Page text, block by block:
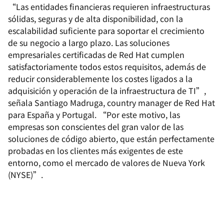
“Las entidades financieras requieren infraestructuras
sólidas, seguras y de alta disponibilidad, con la
escalabilidad suficiente para soportar el crecimiento
de su negocio a largo plazo. Las soluciones
empresariales certificadas de Red Hat cumplen
satisfactoriamente todos estos requisitos, además de
reducir considerablemente los costes ligados a la
adquisición y operación de la infraestructura de TI”,
señala Santiago Madruga, country manager de Red Hat
para España y Portugal. “Por este motivo, las
empresas son conscientes del gran valor de las
soluciones de código abierto, que están perfectamente
probadas en los clientes más exigentes de este
entorno, como el mercado de valores de Nueva York
(NYSE)”.